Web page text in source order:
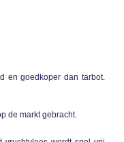
en goedkoper dan tarbot.
de markt gebracht.